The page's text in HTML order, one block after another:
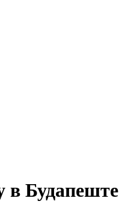
Будапеште